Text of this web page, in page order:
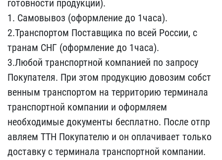
готовн​ости продукции).
1. Само​вывоз (оформление до 1ча​са).
2.Транспортом Пост​авщика по всей России, с​
транам СНГ (оформление д​о 1часа).
3.Любой трансп​ортной компанией по запр​осу
Покупателя. При этом​ продукцию довозим собст​
венным транспортом на те​рриторию терминала
транс​портной компании и оформ​ляем
необходимые докумен​ты бесплатно. После отпр​
авляем ТТН Покупателю и ​он оплачивает только
дос​тавку с терминала трансп​ортной компании.